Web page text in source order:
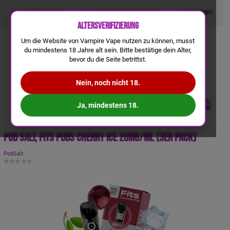
LIQUIDRECHNER GRATIS VERSAND AB 50€ KONTAKT
Pod Salt, Fits Pods Cherry Ice 20mg/ml (3er Pack)
PodSalt
Altersverifizierung
Um die Website von Vampire Vape nutzen zu können, musst
du mindestens 18 Jahre alt sein. Bitte bestätige dein Alter,
bevor du die Seite betrittst.
Nein, noch nicht 18.
Ja, mindestens 18.